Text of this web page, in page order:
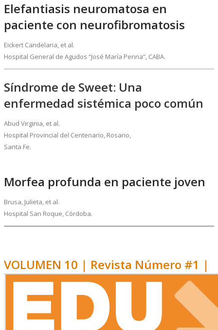
Elefantiasis neuromatosa en
paciente con neurofibromatosis
Eickert Candelaria, et al.
Hospital General de Agudos “José María Penna”, CABA.
Síndrome de Sweet: Una
enfermedad sistémica poco común
Abud Virginia, et al.
Hospital Provincial del Centenario, Rosario,
Santa Fe.
Morfea profunda en paciente joven
Brusa, Julieta, et al.
Hospital San Roque, Córdoba.
VOLUMEN 10 | Revista Número #1 |